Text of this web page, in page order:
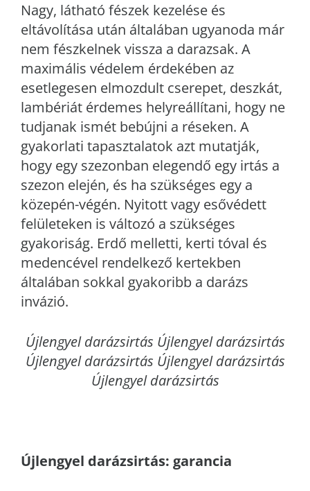
Nagy, látható fészek kezelése és
eltávolítása után általában ugyanoda már
nem fészkelnek vissza a darazsak. A
maximális védelem érdekében az
esetlegesen elmozdult cserepet, deszkát,
lambériát érdemes helyreállítani, hogy ne
tudjanak ismét bebújni a réseken. A
gyakorlati tapasztalatok azt mutatják,
hogy egy szezonban elegendő egy irtás a
szezon elején, és ha szükséges egy a
közepén-végén. Nyitott vagy esővédett
felületeken is változó a szükséges
gyakoriság. Erdő melletti, kerti tóval és
medencével rendelkező kertekben
általában sokkal gyakoribb a darázs
invázió.
Újlengyeldarázsirtás Újlengyel darázsirtás
Újlengyel darázsirtás Újlengyel darázsirtás
Újlengyel darázsirtás
Újlengyel darázsirtás: garancia